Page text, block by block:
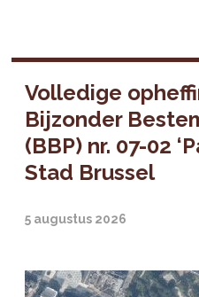
Volledige
Bijzonder
(BBP) nr. 07-02
Stad Brussel
5 augustus 2026